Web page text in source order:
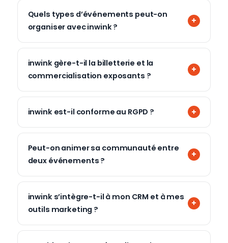
Quels types d’événements peut-on
organiser avec inwink ?
inwink gère-t-il la billetterie et la
commercialisation exposants ?
inwink est-il conforme au RGPD ?
Peut-on animer sa communauté entre
deux événements ?
inwink s’intègre-t-il à mon CRM et à mes
outils marketing ?